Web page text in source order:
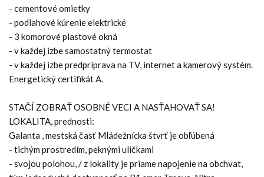
- cementové omietky
- podlahové kúrenie elektrické
- 3 komorové plastové okná
- v každej izbe samostatný termostat
- v každej izbe predpríprava na TV, internet a kamerový systém.
Energetický certifikát A.
STAČÍ ZOBRAŤ OSOBNÉ VECI A NASŤAHOVAŤ SA!
LOKALITA, prednosti:
Galanta , mestská časť Mládežnícka štvrť je obľúbená
- tichým prostredím, peknými uličkami
- svojou polohou, / z lokality je priame napojenie na obchvat,